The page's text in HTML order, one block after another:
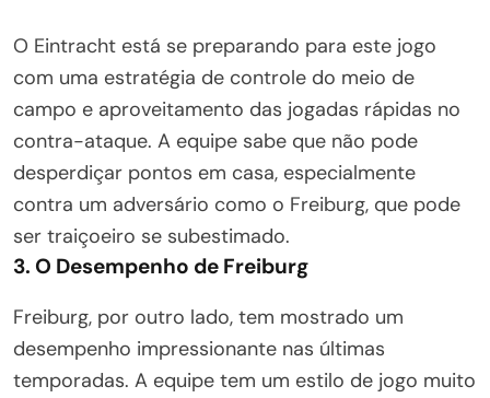
O Eintracht está se preparando para este jogo
com uma estratégia de controle do meio de
campo e aproveitamento das jogadas rápidas no
contra-ataque. A equipe sabe que não pode
desperdiçar pontos em casa, especialmente
contra um adversário como o Freiburg, que pode
ser traiçoeiro se subestimado.
3. O Desempenho de Freiburg
Freiburg, por outro lado, tem mostrado um
desempenho impressionante nas últimas
temporadas. A equipe tem um estilo de jogo muito